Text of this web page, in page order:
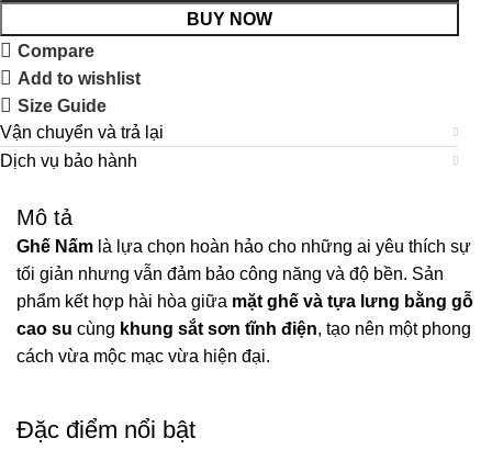
BUY NOW
Compare
Add to wishlist
Size Guide
Vận chuyển và trả lại
Dịch vụ bảo hành
Mô tả
Ghế Nấm là lựa chọn hoàn hảo cho những ai yêu thích sự
tối giản nhưng vẫn đảm bảo công năng và độ bền. Sản
phẩm kết hợp hài hòa giữa mặt ghế và tựa lưng bằng gỗ
cao su cùng khung sắt sơn tĩnh điện, tạo nên một phong
cách vừa mộc mạc vừa hiện đại.
Đặc điểm nổi bật